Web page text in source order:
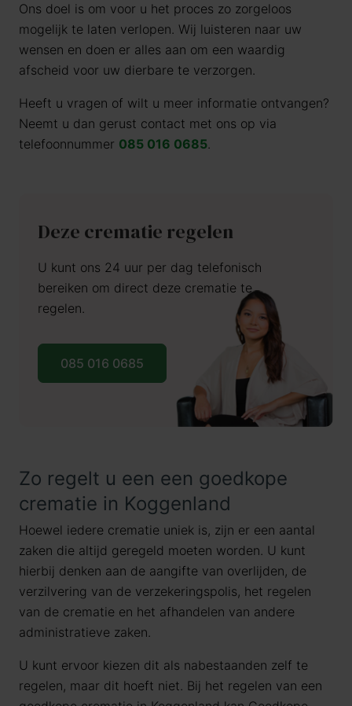
Ons doel is om voor u het proces zo zorgeloos
mogelijk te laten verlopen. Wij luisteren naar uw
wensen en doen er alles aan om een waardig
afscheid voor uw dierbare te verzorgen.
Heeft u vragen of wilt u meer informatie ontvangen?
Neemt u dan gerust contact met ons op via
telefoonnummer 085 016 0685.
Deze crematie regelen
U kunt ons 24 uur per dag telefonisch
bereiken om direct deze crematie te
regelen.
085 016 0685
Zo regelt u een een goedkope
crematie in Koggenland
Hoewel iedere crematie uniek is, zijn er een aantal
zaken die altijd geregeld moeten worden. U kunt
hierbij denken aan de aangifte van overlijden, de
verzilvering van de verzekeringspolis, het regelen
van de crematie en het afhandelen van andere
administratieve zaken.
U kunt ervoor kiezen dit als nabestaanden zelf te
regelen, maar dit hoeft niet. Bij het regelen van een